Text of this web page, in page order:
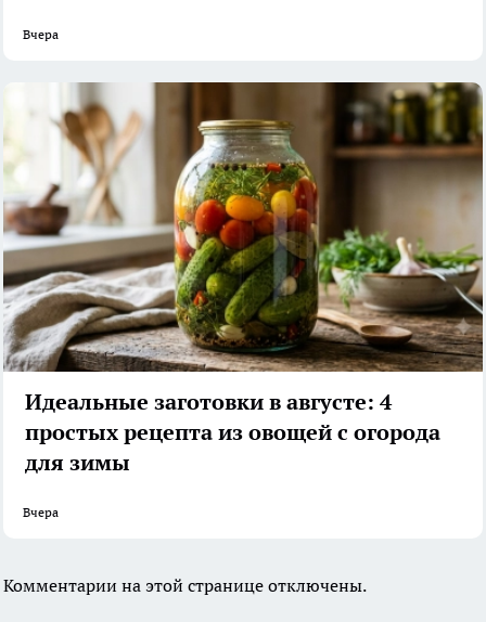
Вчера
Идеальные заготовки в августе: 4
простых рецепта из овощей с огорода
для зимы
Вчера
Комментарии на этой странице отключены.